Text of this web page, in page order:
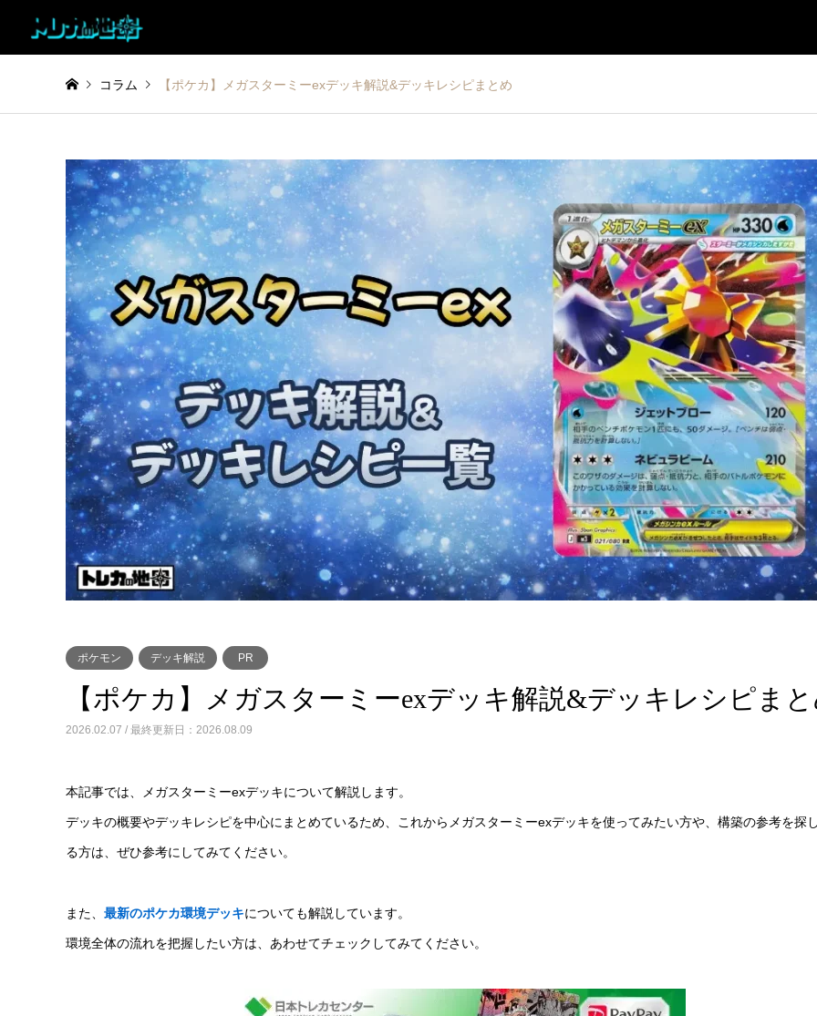
コラム 【ポケカ】メガスターミーexデッキ解説&デッキレシピまとめ
ポケモン デッキ解説 PR
【ポケカ】メガスターミーexデッキ解説&デッキレシピま
2026.02.07 / 最終更新日：2026.08.09
本記事では、メガスターミーexデッキについて解説します。
デッキの概要やデッキレシピを中心にまとめているため、これからメガスターミーexデッキを使ってみたい方や、構築の参考を探
る方は、ぜひ参考にしてみてください。
また、 最新のポケカ環境デッキについても解説しています。
環境全体の流れを把握したい方は、あわせてチェックしてみてください。